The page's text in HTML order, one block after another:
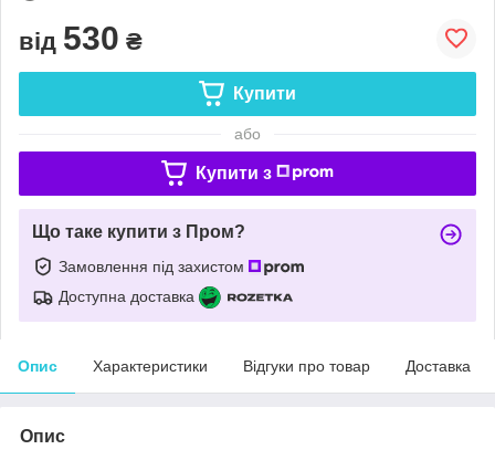
від 530 ₴
Купити
або
Купити з
Що таке купити з Пром?
Замовлення під захистом
Доступна доставка
Опис Характеристики Відгуки про товар Доставка
Опис